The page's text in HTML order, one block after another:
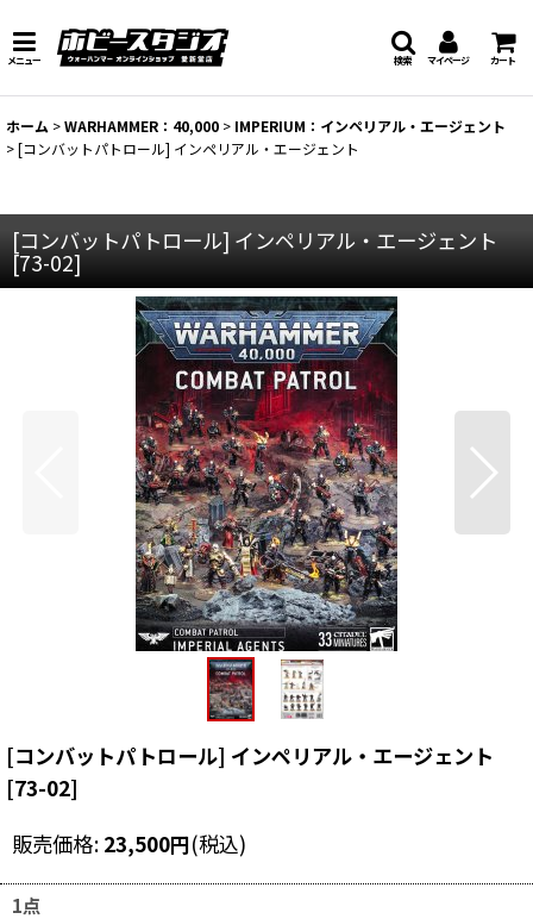
メニュー マイページ カート
検索
ホーム >WARHAMMER：40,000 > IMPERIUM：インペリアル・エージェント
>[コンバットパトロール] インペリアル・エージェント
[コンバットパトロール] インペリアル・エージェント
[73-02]
[コンバットパトロール] インペリアル・エージェント
[73-02]
販売価格: 23,500円(税込)
1点